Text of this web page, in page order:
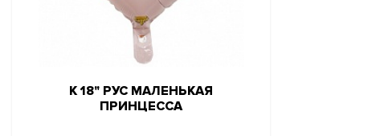
К 18" РУС МАЛЕНЬКАЯ
ПРИНЦЕССА